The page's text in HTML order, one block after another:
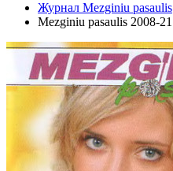
Журнал Mezginiu pasaulis
Mezginiu pasaulis 2008-21